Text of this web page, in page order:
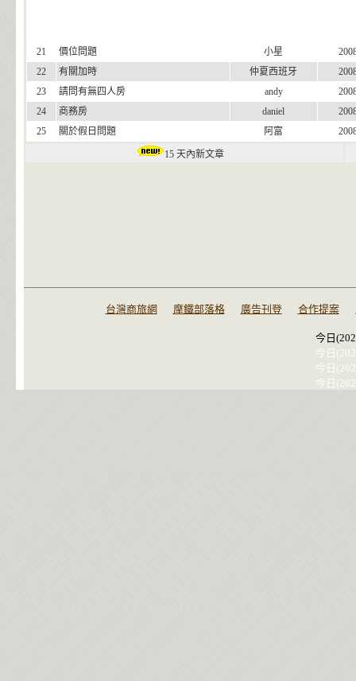
21 價位問題 小星
22
有關加時 仲夏西班牙
23
請問有無四人房 andy
24
商務房 daniel
25
關於假日問題 阿富
15 天內新文章
台灣商旅網 摩鐵部落格 廣告刊登 合作提案
今日
今日
今日
今日